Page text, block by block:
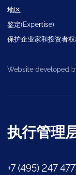
地区
鉴定(Expertise)
保护企业家和投资者
Website developed
执行管理
+7 (495) 247